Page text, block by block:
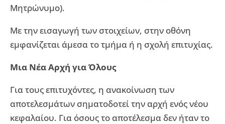
Μητρώνυμο).
Με την εισαγωγή των στοιχείων, στην οθόνη
εμφανίζεται άμεσα το τμήμα ή η σχολή επιτυχίας.
Μια Νέα Αρχή για Όλους
Για τους επιτυχόντες, η ανακοίνωση των
αποτελεσμάτων σηματοδοτεί την αρχή ενός νέου
κεφαλαίου. Για όσους το αποτέλεσμα δεν ήταν το